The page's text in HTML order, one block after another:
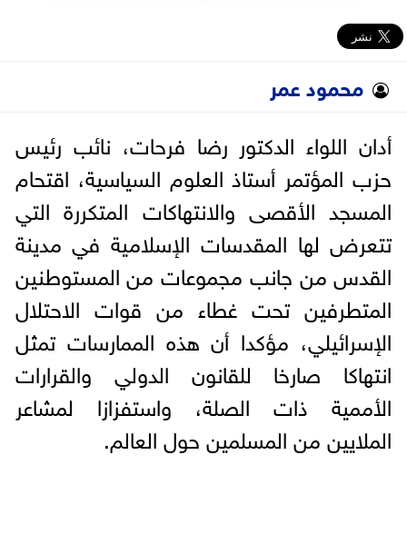
محمود عمر
أدان اللواء الدكتور رضا فرحات، نائب رئيس
حزب المؤتمر أستاذ العلوم السياسية، اقتحام
المسجد الأقصى والانتهاكات المتكررة التي
تتعرض لها المقدسات الإسلامية في مدينة
القدس من جانب مجموعات من المستوطنين
المتطرفين تحت غطاء من قوات الاحتلال
الإسرائيلي، مؤكدا أن هذه الممارسات تمثل
انتهاكا صارخا للقانون الدولي والقرارات
الأممية ذات الصلة، واستفزازا لمشاعر
الملايين من المسلمين حول العالم.